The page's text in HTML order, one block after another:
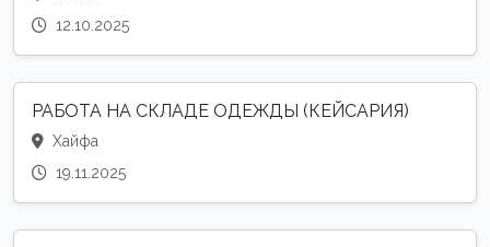
12.10.2025
РАБОТА НА СКЛАДЕ ОДЕЖДЫ (КЕЙСАРИЯ)
Хайфа
19.11.2025